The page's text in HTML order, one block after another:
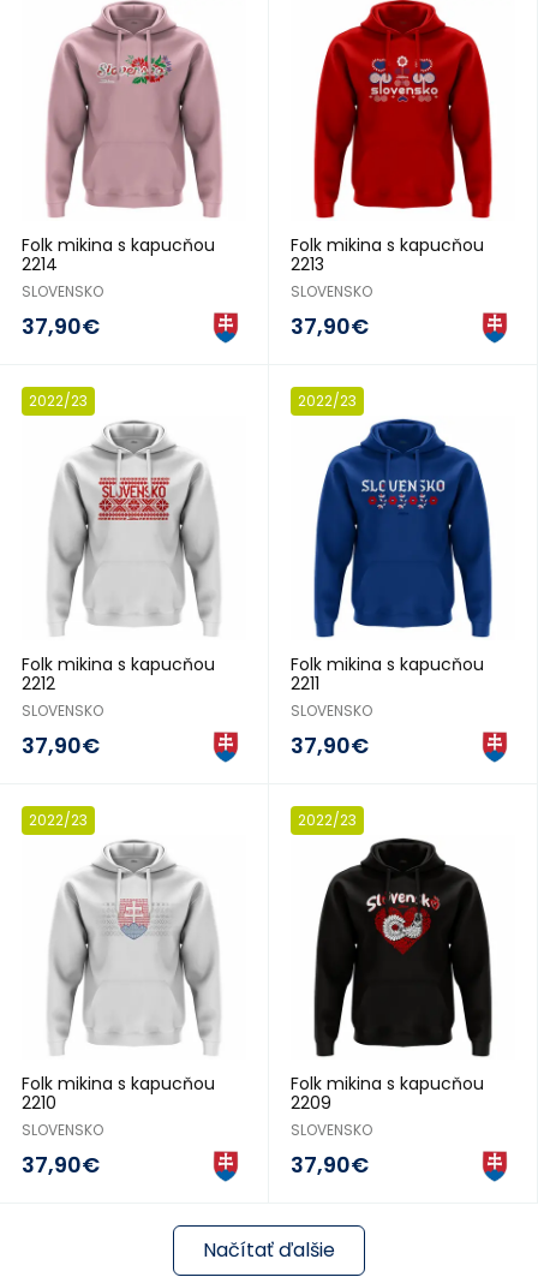
Folk mikina s kapucňou
2214
SLOVENSKO
37,90€
Folk mikina s kapucňou
2213
SLOVENSKO
37,90€
2022/23
Folk mikina s kapucňou
2212
SLOVENSKO
37,90€
2022/23
Folk mikina s kapucňou
2211
SLOVENSKO
37,90€
2022/23
Folk mikina s kapucňou
2210
SLOVENSKO
37,90€
2022/23
Folk mikina s kapucňou
2209
SLOVENSKO
37,90€
Načítať ďalšie